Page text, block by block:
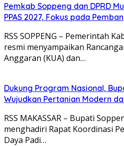
Pemkab Soppeng dan DPRD
PPAS 2027, Fokus pada
RSS SOPPENG – Pemerintah
resmi menyampaikan
Anggaran (KUA) dan…
Dukung Program Nasional,
Wujudkan Pertanian Modern
RSS MAKASSAR – Bupati
menghadiri Rapat Koordinasi
Daya Padi…